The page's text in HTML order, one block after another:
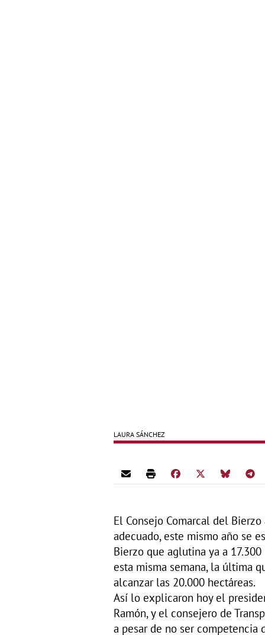
LAURA SÁNCHEZ
El Consejo Comarcal del
adecuado, este mismo año se
Bierzo que aglutina ya a
esta misma semana, la última
alcanzar las 20.000 hectáreas.
Así lo explicaron hoy el
Ramón, y el consejero de
a pesar de no ser competencia